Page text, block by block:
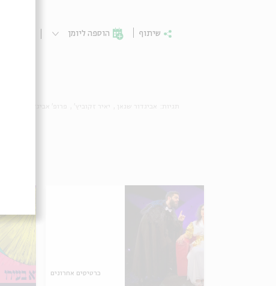
שיתוף הוספה ליומן
כרטיסים אחרונים